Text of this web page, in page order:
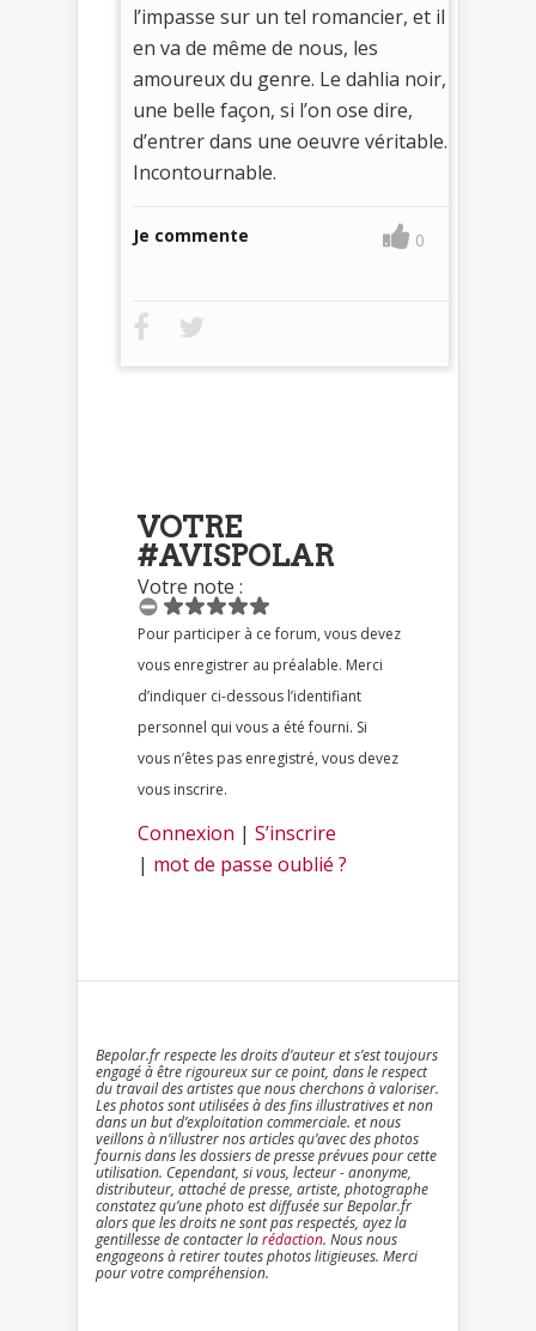
l’impasse sur un tel romancier, et il
en va de même de nous, les
amoureux du genre. Le dahlia noir,
une belle façon, si l’on ose dire,
d’entrer dans une oeuvre véritable.
Incontournable.
Je commente 0
VOTRE
#AVISPOLAR
Votre note :
Pour participer à ce forum, vous devez
vous enregistrer au préalable. Merci
d’indiquer ci-dessous l’identifiant
personnel qui vous a été fourni. Si
vous n’êtes pas enregistré, vous devez
vous inscrire.
Connexion | S’inscrire
| mot de passe oublié ?
Bepolar.fr respecte les droits d’auteur et s’est toujours
engagé à être rigoureux sur ce point, dans le respect
du travail des artistes que nous cherchons à valoriser.
Les photos sont utilisées à des fins illustratives et non
dans un but d’exploitation commerciale. et nous
veillons à n’illustrer nos articles qu’avec des photos
fournis dans les dossiers de presse prévues pour cette
utilisation. Cependant, si vous, lecteur - anonyme,
distributeur, attaché de presse, artiste, photographe
constatez qu’une photo est diffusée sur Bepolar.fr
alors que les droits ne sont pas respectés, ayez la
gentillesse de contacter larédaction. Nous nous
engageons à retirer toutes photos litigieuses. Merci
pour votre compréhension.